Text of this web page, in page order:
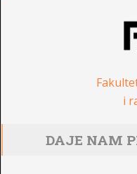
i
DAJE NAM